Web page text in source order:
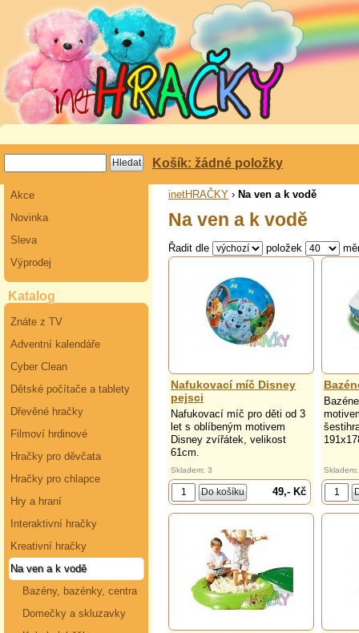
Košík: žádné položky
Akce
Novinka
Sleva
Výprodej
Katalog
Znáte z TV
Adventní kalendáře
Cyber Clean
Dětské počítače a tablety
Dřevěné hračky
Filmoví hrdinové
Hračky pro děvčata
Hračky pro chlapce
Hry a hraní
Interaktivní hračky
Kreativní hračky
Na ven a k vodě
Bazény, bazénky, centra
Domečky a skluzavky
inetHRAČKY › Na ven a k vodě
Na ven a k vodě
Řadit dle položek
Nafukovací míč Disney
pejsci
Nafukovací míč pro děti od 3
let s oblíbeným motivem
Disney zvířátek, velikost
61cm.
Skladem: 3
49,- Kč